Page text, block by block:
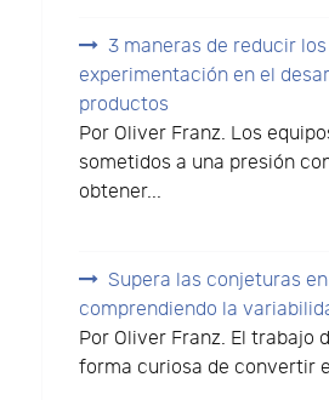
3 maneras de reducir
experimentación en el
productos
Por Oliver Franz. Los
sometidos a una presión
obtener...
Supera las conjeturas
comprendiendo la
Por Oliver Franz. El trabajo
forma curiosa de convertir